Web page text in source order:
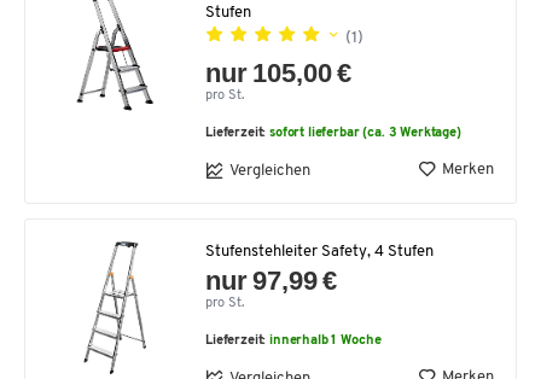
Stufen
(1)
nur 105,00 €
pro St.
Lieferzeit:sofort lieferbar (ca. 3 Werktage)
Vergleichen Merken
Stufenstehleiter Safety, 4 Stufen
nur 97,99 €
pro St.
Lieferzeit:innerhalb 1 Woche